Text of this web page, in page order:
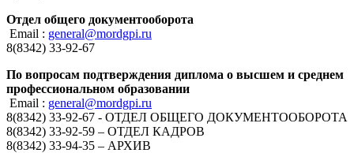
Отдел общего документооборота
Email : general@mordgpi.ru
8(8342) 33-92-67
По вопросам подтверждения диплома о высшем и среднем
профессиональном образовании
Email : general@mordgpi.ru
8(8342) 33-92-67 - ОТДЕЛ ОБЩЕГО ДОКУМЕНТООБОРОТА
8(8342) 33-92-59 – ОТДЕЛ КАДРОВ
8(8342) 33-94-35 – АРХИВ